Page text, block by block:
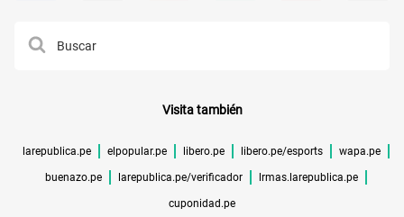
Visita también
larepublica.pe elpopular.pe libero.pe libero.pe/esports wapa.pe
buenazo.pe larepublica.pe/verificador lrmas.larepublica.pe
cuponidad.pe